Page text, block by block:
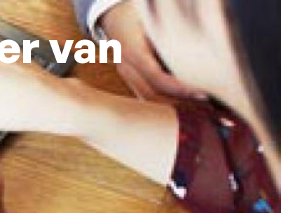
van